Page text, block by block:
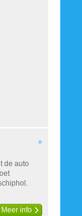
»
de auto
Meer info